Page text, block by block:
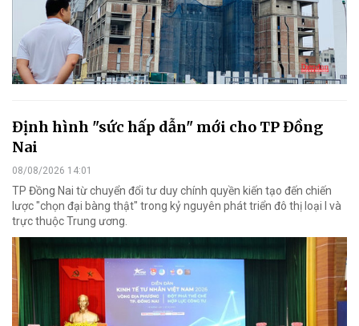
Định hình "sức hấp dẫn" mới cho TP Đồng
Nai
08/08/2026 14:01
TP Đồng Nai từ chuyển đổi tư duy chính quyền kiến tạo đến chiến
lược "chọn đại bàng thật" trong kỷ nguyên phát triển đô thị loại I và
trực thuộc Trung ương.